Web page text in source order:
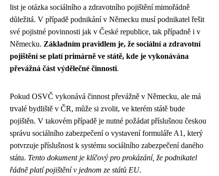
list je otázka sociálního a zdravotního pojištění mimořádně
důležitá. V případě podnikání v Německu musí podnikatel řešit
své pojistné povinnosti jak v České republice, tak případně i v
Německu. Základním pravidlem je, že sociální a zdravotní
pojištění se platí primárně ve státě, kde je vykonávána
převážná část výdělečné činnosti.
Pokud OSVČ vykonává činnost převážně v Německu, ale má
trvalé bydliště v ČR, může si zvolit, ve kterém státě bude
pojištěn. V takovém případě je nutné požádat příslušnou českou
správu sociálního zabezpečení o vystavení formuláře A1, který
potvrzuje příslušnost k systému sociálního zabezpečení daného
státu. Tento dokument je klíčový pro prokázání, že podnikatel
řádně platí pojištění v jednom ze států EU.